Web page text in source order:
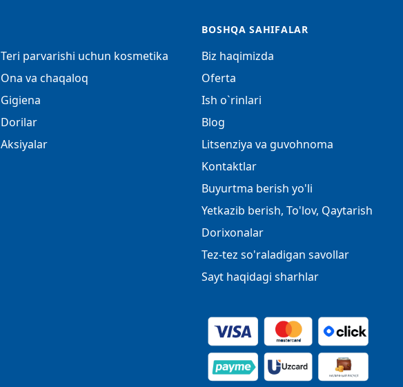
Teri parvarishi uchun kosmetika
Ona va chaqaloq
Gigiena
Dorilar
Aksiyalar
BOSHQA SAHIFALAR
Biz haqimizda
Oferta
Ish o`rinlari
Blog
Litsenziya va guvohnoma
Kontaktlar
Buyurtma berish yo'li
Yetkazib berish, To'lov, Qaytarish
Dorixonalar
Tez-tez so'raladigan savollar
Sayt haqidagi sharhlar